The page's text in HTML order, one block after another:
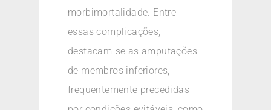
morbimortalidade. Entre
essas complicações,
destacam-se as amputações
de membros inferiores,
frequentemente precedidas